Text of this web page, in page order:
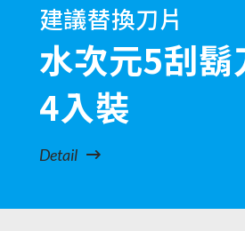
建議替換刀片
水次元5刮鬍
4入裝
Detail